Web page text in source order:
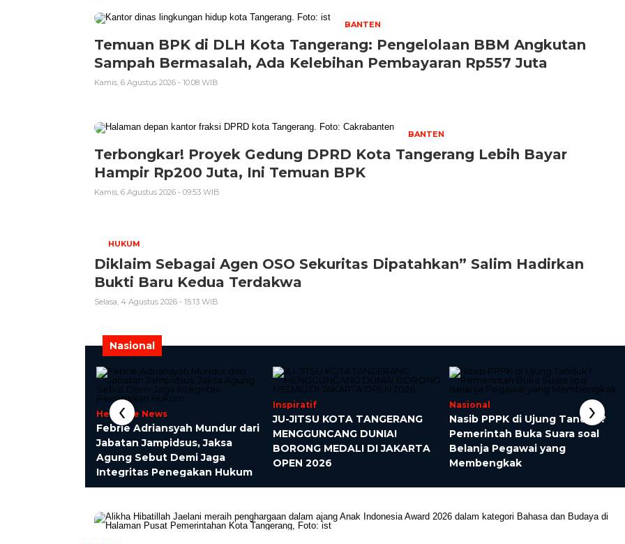
BANTEN
Temuan BPK di DLH Kota Tangerang: Pengelolaan BBM Angkutan
Sampah Bermasalah, Ada Kelebihan Pembayaran Rp557 Juta
Kamis, 6 Agustus 2026 - 10:08 WIB
BANTEN
‎Terbongkar! Proyek Gedung DPRD Kota Tangerang Lebih Bayar
Hampir Rp200 Juta, Ini Temuan BPK
Kamis, 6 Agustus 2026 - 09:53 WIB
HUKUM
Diklaim Sebagai Agen OSO Sekuritas Dipatahkan” Salim Hadirkan
Bukti Baru Kedua Terdakwa
Selasa, 4 Agustus 2026 - 15:13 WIB
Nasional
Headline News
Febrie Adriansyah Mundur dari
Jabatan Jampidsus, Jaksa
Agung Sebut Demi Jaga
Integritas Penegakan Hukum
Inspiratif
JU-JITSU KOTA TANGERANG
MENGGUNCANG DUNIA!
BORONG MEDALI DI JAKARTA
OPEN 2026
Nasional
Nasib PPPK di Ujung Tanduk?
Pemerintah Buka Suara soal
Belanja Pegawai yang
Membengkak
‹ ›